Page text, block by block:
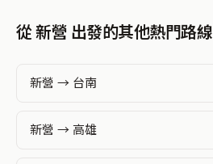
從 新營 出發的其他熱門路線
新營 → 台南
新營 → 高雄